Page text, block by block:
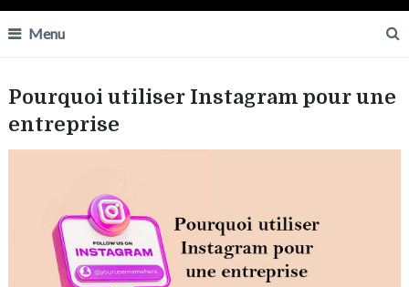
Menu
Pourquoi utiliser Instagram pour une
entreprise